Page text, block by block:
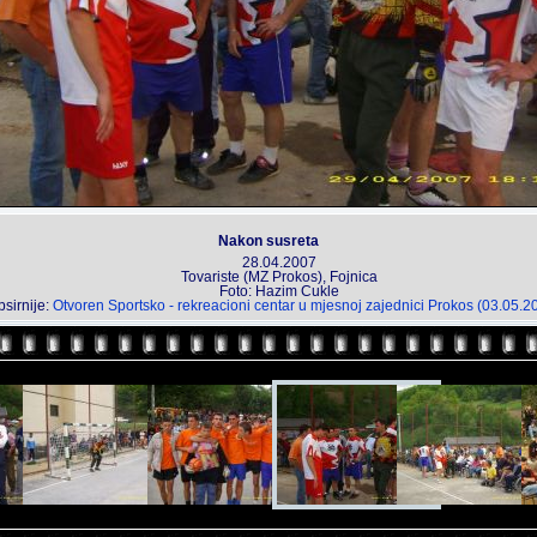
Nakon susreta
28.04.2007
Tovariste (MZ Prokos), Fojnica
Foto: Hazim Cukle
Otvoren Sportsko - rekreacioni centar u mjesnoj zajednici Prokos